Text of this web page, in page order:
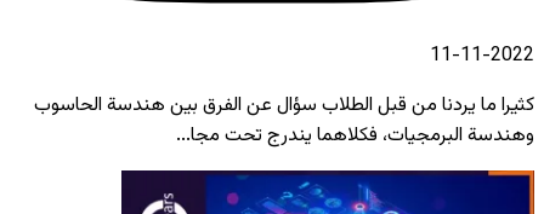
2022-11-11
كثيرا ما يردنا من قبل الطلاب سؤال عن الفرق بين هندسة الحاسوب
وهندسة البرمجيات، فكلاهما يندرج تحت مجا...